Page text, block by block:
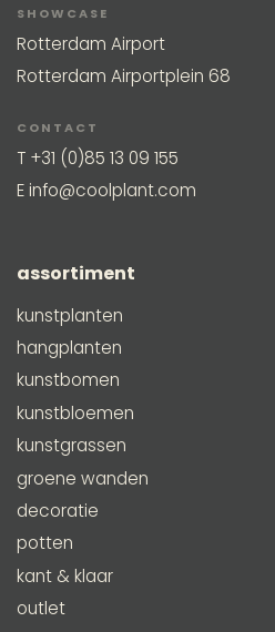
SHOWCASE
Rotterdam Airport
Rotterdam Airportplein 68
CONTACT
T +31 (0)85 13 09 155
Einfo@coolplant.com
assortiment
kunstplanten
hangplanten
kunstbomen
kunstbloemen
kunstgrassen
groene wanden
decoratie
potten
kant & klaar
outlet